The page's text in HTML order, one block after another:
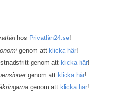
hos Privatlån24.se!
genom att klicka här!
genom att klicka här!
genom att klicka här!
genom att klicka här!